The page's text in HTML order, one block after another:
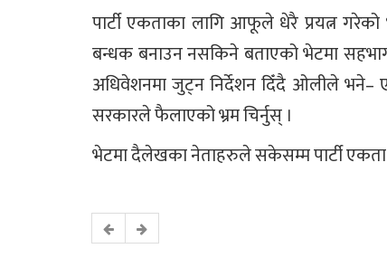
पार्टी एकताका लागि आफूले धेरै प्रयत्न
बन्धक बनाउन नसकिने बताएको भेटमा
अधिवेशनमा जुट्न निर्देशन दिँदै ओलीले भने–
सरकारले फैलाएको भ्रम चिर्नुस् ।
भेटमा दैलेखका नेताहरुले सकेसम्म पार्टी